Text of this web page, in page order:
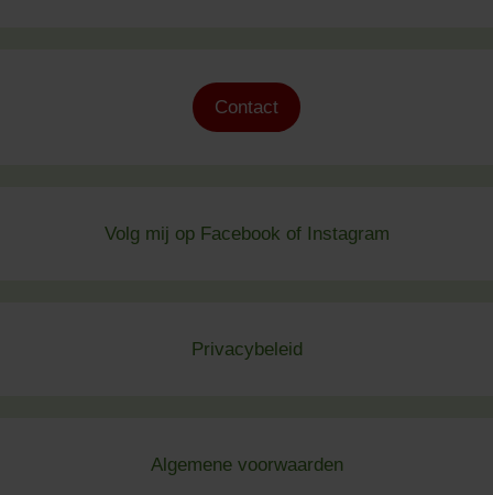
Contact
Volg mij op Facebook of Instagram
Privacybeleid
Algemene voorwaarden